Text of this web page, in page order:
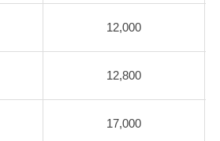
12,000
12,800
17,000